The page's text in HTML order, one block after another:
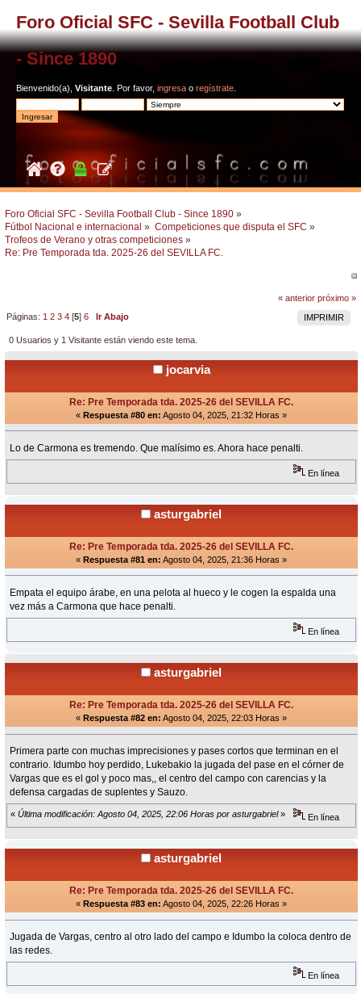
Foro Oficial SFC - Sevilla Football Club
- Since 1890
Bienvenido(a), Visitante . Por favor, ingresa o regístrate
Foro Oficial SFC - Sevilla Football Club - Since 1890 »
Fútbol Nacional e internacional » Competiciones que disputa el SFC »
Trofeos de Verano y otras competiciones »
Re: Pre Temporada tda. 2025-26 del SEVILLA FC.
« anterior próximo »
IMPRIMIR
Páginas: 1 2 3 4 [5]6 Ir Abajo
0 Usuarios y 1 Visitante están viendo este tema.
jocarvia
Re: Pre Temporada tda. 2025-26 del SEVILLA FC.
« Respuesta #80 en: Agosto 04, 2025, 21:32 Horas »
Lo de Carmona es tremendo. Que malísimo es. Ahora hace penalti.
En línea
asturgabriel
Re: Pre Temporada tda. 2025-26 del SEVILLA FC.
« Respuesta #81 en: Agosto 04, 2025, 21:36 Horas »
Empata el equipo árabe, en una pelota al hueco y le cogen la espalda una
vez más a Carmona que hace penalti.
En línea
asturgabriel
Re: Pre Temporada tda. 2025-26 del SEVILLA FC.
« Respuesta #82 en: Agosto 04, 2025, 22:03 Horas »
Primera parte con muchas imprecisiones y pases cortos que terminan en el
contrario. Idumbo hoy perdido, Lukebakio la jugada del pase en el córner de
Vargas que es el gol y poco mas,, el centro del campo con carencias y la
defensa cargadas de suplentes y Sauzo.
« Última modificación: Agosto 04, 2025, 22:06 Horas por asturgabriel» En línea
asturgabriel
Re: Pre Temporada tda. 2025-26 del SEVILLA FC.
« Respuesta #83 en: Agosto 04, 2025, 22:26 Horas »
Jugada de Vargas, centro al otro lado del campo e Idumbo la coloca dentro de
las redes.
En línea